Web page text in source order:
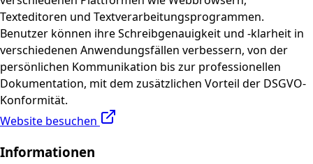
Texteditoren und Textverarbeitungsprogrammen.
Benutzer können ihre Schreibgenauigkeit und -klarheit in
verschiedenen Anwendungsfällen verbessern, von der
persönlichen Kommunikation bis zur professionellen
Dokumentation, mit dem zusätzlichen Vorteil der DSGVO-
Konformität.
Website besuchen
Informationen